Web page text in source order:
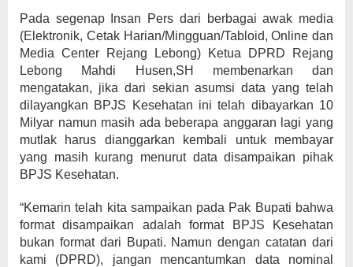
Pada segenap Insan Pers dari berbagai awak media
(Elektronik, Cetak Harian/Mingguan/Tabloid, Online dan
Media Center Rejang Lebong) Ketua DPRD Rejang
Lebong Mahdi Husen,SH membenarkan dan
mengatakan, jika dari sekian asumsi data yang telah
dilayangkan BPJS Kesehatan ini telah dibayarkan 10
Milyar namun masih ada beberapa anggaran lagi yang
mutlak harus dianggarkan kembali untuk membayar
yang masih kurang menurut data disampaikan pihak
BPJS Kesehatan.
“Kemarin telah kita sampaikan pada Pak Bupati bahwa
format disampaikan adalah format BPJS Kesehatan
bukan format dari Bupati. Namun dengan catatan dari
kami (DPRD), jangan mencantumkan data nominal